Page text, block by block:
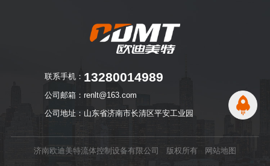
联系手机： 13280014989
公司邮箱：renlt@163.com
公司地址：山东省济南市长清区平安工业园
济南欧迪美特流体控制设备有限公司 版权所有 网站地图